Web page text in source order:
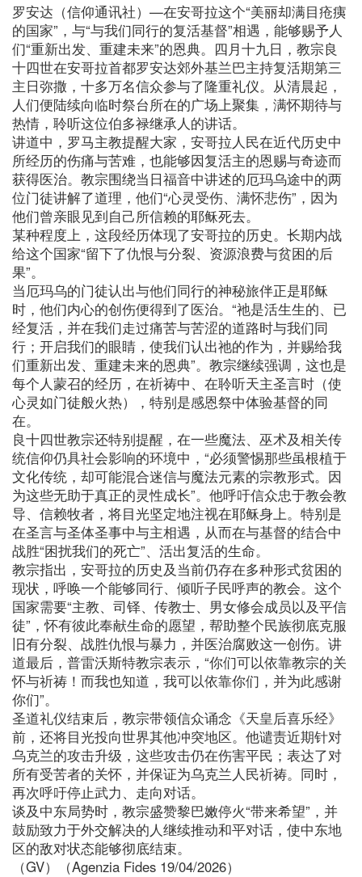
罗安达（信仰通讯社）—在安哥拉这个“美丽却满目疮痍
的国家”，与“与我们同行的复活基督”相遇，能够赐予人
们“重新出发、重建未来”的恩典。四月十九日，教宗良
十四世在安哥拉首都罗安达郊外基兰巴主持复活期第三
主日弥撒，十多万名信众参与了隆重礼仪。从清晨起，
人们便陆续向临时祭台所在的广场上聚集，满怀期待与
热情，聆听这位伯多禄继承人的讲话。
讲道中，罗马主教提醒大家，安哥拉人民在近代历史中
所经历的伤痛与苦难，也能够因复活主的恩赐与奇迹而
获得医治。教宗围绕当日福音中讲述的厄玛乌途中的两
位门徒讲解了道理，他们“心灵受伤、满怀悲伤”，因为
他们曾亲眼见到自己所信赖的耶稣死去。
某种程度上，这段经历体现了安哥拉的历史。长期内战
给这个国家“留下了仇恨与分裂、资源浪费与贫困的后
果”。
当厄玛乌的门徒认出与他们同行的神秘旅伴正是耶稣
时，他们内心的创伤便得到了医治。“祂是活生生的、已
经复活，并在我们走过痛苦与苦涩的道路时与我们同
行；开启我们的眼睛，使我们认出祂的作为，并赐给我
们重新出发、重建未来的恩典”。教宗继续强调，这也是
每个人蒙召的经历，在祈祷中、在聆听天主圣言时（使
心灵如门徒般火热），特别是感恩祭中体验基督的同
在。
良十四世教宗还特别提醒，在一些魔法、巫术及相关传
统信仰仍具社会影响的环境中，“必须警惕那些虽根植于
文化传统，却可能混合迷信与魔法元素的宗教形式。因
为这些无助于真正的灵性成长”。他呼吁信众忠于教会教
导、信赖牧者，将目光坚定地注视在耶稣身上。特别是
在圣言与圣体圣事中与主相遇，从而在与基督的结合中
战胜“困扰我们的死亡”、活出复活的生命。
教宗指出，安哥拉的历史及当前仍存在多种形式贫困的
现状，呼唤一个能够同行、倾听子民呼声的教会。这个
国家需要“主教、司铎、传教士、男女修会成员以及平信
徒”，怀有彼此奉献生命的愿望，帮助整个民族彻底克服
旧有分裂、战胜仇恨与暴力，并医治腐败这一创伤。讲
道最后，普雷沃斯特教宗表示，“你们可以依靠教宗的关
怀与祈祷！而我也知道，我可以依靠你们，并为此感谢
你们”。
圣道礼仪结束后，教宗带领信众诵念《天皇后喜乐经》
前，还将目光投向世界其他冲突地区。他谴责近期针对
乌克兰的攻击升级，这些攻击仍在伤害平民；表达了对
所有受苦者的关怀，并保证为乌克兰人民祈祷。同时，
再次呼吁停止武力、走向对话。
谈及中东局势时，教宗盛赞黎巴嫩停火“带来希望”，并
鼓励致力于外交解决的人继续推动和平对话，使中东地
区的敌对状态能够彻底结束。
（GV）（Agenzia Fides 19/04/2026）